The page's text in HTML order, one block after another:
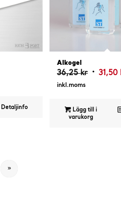
Detaljinfo
Alkogel
36,25kr Det
var:
36,25 kr.
31,50
inkl.moms
Lägg till i
varukorg
»